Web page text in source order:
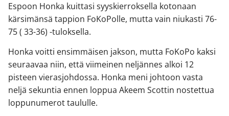
Espoon Honka kuittasi syyskierroksella kotonaan
kärsimänsä tappion FoKoPolle, mutta vain niukasti 76-
75 ( 33-36) -tuloksella.
Honka voitti ensimmäisen jakson, mutta FoKoPo kaksi
seuraavaa niin, että viimeinen neljännes alkoi 12
pisteen vierasjohdossa. Honka meni johtoon vasta
neljä sekuntia ennen loppua Akeem Scottin nostettua
loppunumerot taululle.